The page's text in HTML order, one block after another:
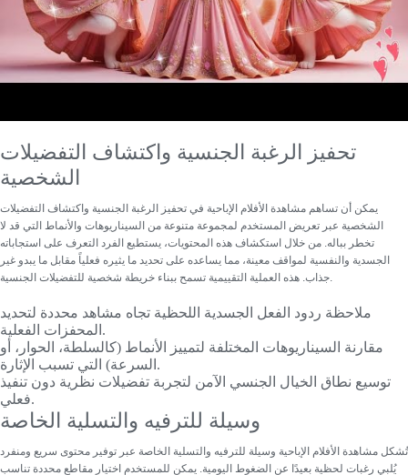
تحفيز الرغبة الجنسية واكتشاف التفضيلات
الشخصية
يمكن أن تساهم مشاهدة الأفلام الإباحية في تحفيز الرغبة الجنسية واكتشاف التفضيلات
الشخصية عبر تعريض المستخدم لمجموعة متنوعة من السيناريوهات والأنماط التي قد لا
تخطر بباله. من خلال استكشاف هذه المحتويات، يستطيع الفرد التعرف على استجاباته
الجسدية والنفسية لمواقف معينة، مما يساعده على تحديد ما يثيره فعلياً مقابل ما يبدو غير
ملاحظة ردود الفعل الجسدية اللحظية تجاه مشاهد محددة لتحديد
المحفزات الفعلية.
مقارنة السيناريوهات المختلفة لتمييز الأنماط (كالسلطة، الحوار، أو
السرعة) التي تسبب الإثارة.
توسيع نطاق الخيال الجنسي الآمن لتجربة تفضيلات نظرية دون تنفيذ
فعلي.
وسيلة للترفيه والتسلية الخاصة
تُشكل مشاهدة الأفلام الإباحية وسيلة للترفيه والتسلية الخاصة عبر توفير محتوى سريع ومنفرد
يُلبي رغبات لحظية بعيدًا عن الضغوط اليومية. يمكن للمستخدم اختيار مقاطع محددة تناسب